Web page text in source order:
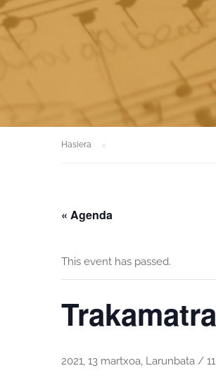
Hasiera
« Agenda
This event has passed.
2021, 13 martxoa, Larunbata /